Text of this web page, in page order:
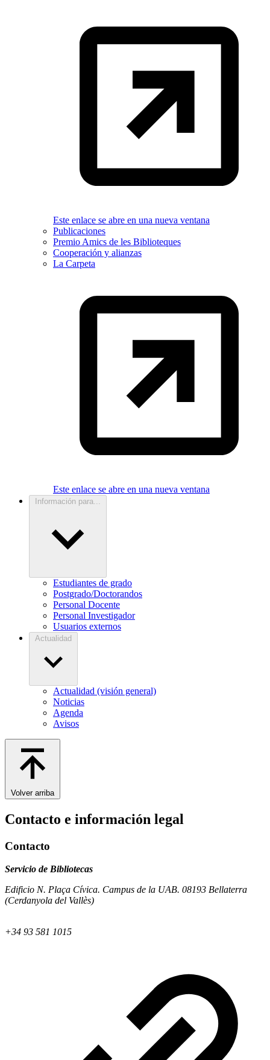
Este enlace se abre en una nueva ventana
Publicaciones
Premio Amics de les Biblioteques
Cooperación y alianzas
La Carpeta
Este enlace se abre en una nueva ventana
Información para...
Estudiantes de grado
Postgrado/Doctorandos
Personal Docente
Personal Investigador
Usuarios externos
Actualidad
Actualidad (visión general)
Noticias
Agenda
Avisos
Volver arriba
Contacto e información legal
Contacto
Servicio de Bibliotecas
Edificio N. Plaça Cívica. Campus de la UAB. 08193 Bellaterra
(Cerdanyola del Vallès)
+34 93 581 1015